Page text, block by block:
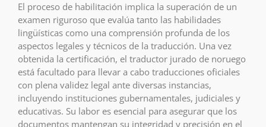
El proceso de habilitación implica la superación de un
examen riguroso que evalúa tanto las habilidades
lingüísticas como una comprensión profunda de los
aspectos legales y técnicos de la traducción. Una vez
obtenida la certificación, el traductor jurado de noruego
está facultado para llevar a cabo traducciones oficiales
con plena validez legal ante diversas instancias,
incluyendo instituciones gubernamentales, judiciales y
educativas. Su labor es esencial para asegurar que los
documentos mantengan su integridad y precisión en el